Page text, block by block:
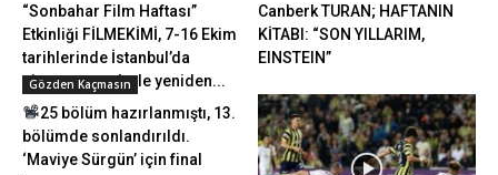
“Sonbahar Film Haftası”
Etkinliği FİLMEKİMİ, 7-16 Ekim
tarihlerinde İstanbul’da
sinemaseverlerle yeniden...
Canberk TURAN; HAFTANIN
KİTABI: “SON YILLARIM,
EINSTEIN”
Gözden Kaçmasın
25 bölüm hazırlanmıştı, 13.
bölümde sonlandırıldı.
‘Maviye Sürgün’ için final